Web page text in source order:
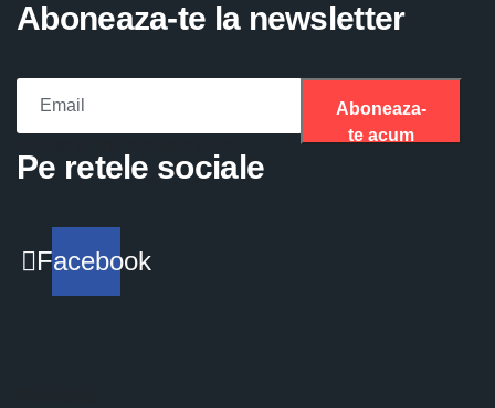
Aboneaza-te la newsletter
Aboneaza-
te acum
Pe retele sociale
Facebook